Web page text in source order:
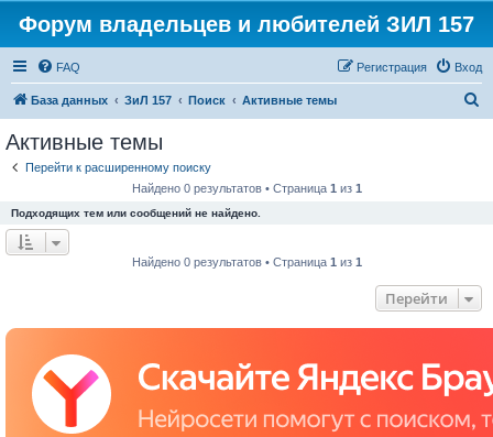
Форум владельцев и любителей ЗИЛ 157
FAQ Вход
Регистрация
База данных ЗиЛ 157 Поиск Активные темы
Активные темы
Перейти к расширенному поиску
Найдено 0 результатов • Страница 1 из 1
Подходящих тем или сообщений не найдено.
Найдено 0 результатов • Страница 1 из 1
Перейти